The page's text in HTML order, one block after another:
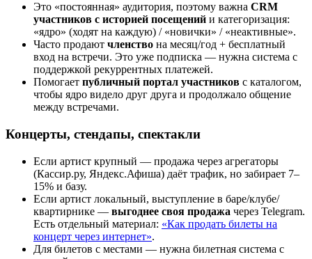
Это «постоянная» аудитория, поэтому важна CRM
участников с историей посещений и категоризация:
«ядро» (ходят на каждую) / «новички» / «неактивные».
Часто продают членство на месяц/год + бесплатный
вход на встречи. Это уже подписка — нужна система с
поддержкой рекуррентных платежей.
Помогает публичный портал участников с каталогом,
чтобы ядро видело друг друга и продолжало общение
между встречами.
Концерты, стендапы, спектакли
Если артист крупный — продажа через агрегаторы
(Кассир.ру, Яндекс.Афиша) даёт трафик, но забирает 7–
15% и базу.
Если артист локальный, выступление в баре/клубе/
квартирнике — выгоднее своя продажа через Telegram.
Есть отдельный материал: «Как продать билеты на
концерт через интернет».
Для билетов с местами — нужна билетная система с